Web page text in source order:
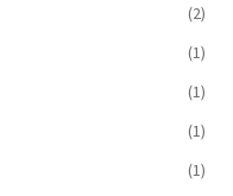
(2)
(1)
(1)
(1)
(1)